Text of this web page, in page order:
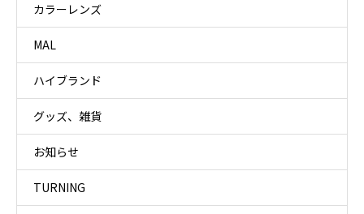
カラーレンズ
MAL
ハイブランド
グッズ、雑貨
お知らせ
TURNING